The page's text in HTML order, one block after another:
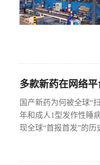
多款新药在网络
国产新药为何被全球“
年和成人1型发作性睡
现全球“首报首发”的